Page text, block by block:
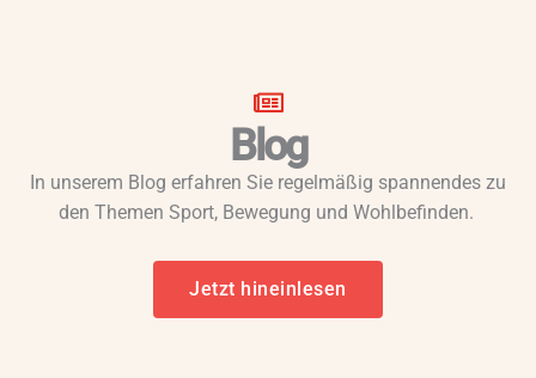
Blog
In unserem Blog erfahren Sie regelmäßig spannendes zu
den Themen Sport, Bewegung und Wohlbefinden.
Jetzt hineinlesen